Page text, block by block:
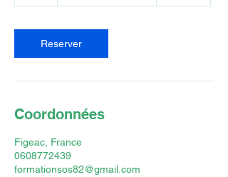
euros
Reserver
Coordonnées
Figeac, France
0608772439
formationsos82@gmail.com